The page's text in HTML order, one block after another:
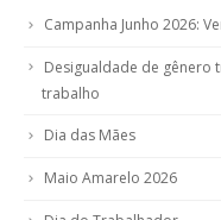
Campanha Junho 2026:
Desigualdade de gênero
trabalho
Dia das Mães
Maio Amarelo 2026